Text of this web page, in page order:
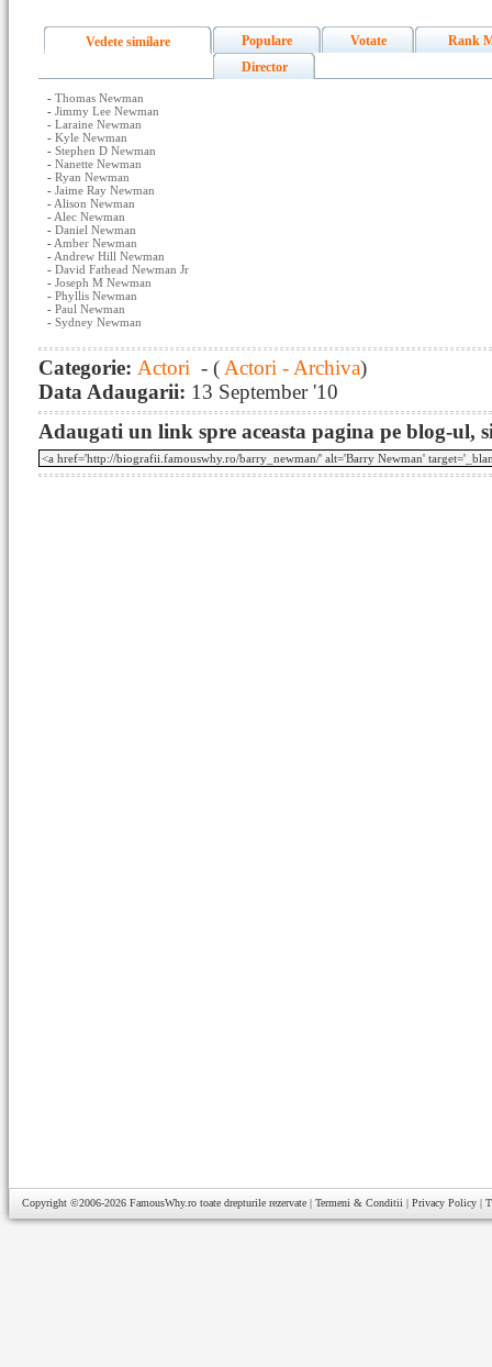
Vedete similare Populare Votate
Rank
Director
- Thomas Newman
- Jimmy Lee Newman
- Laraine Newman
- Kyle Newman
- Stephen D Newman
- Nanette Newman
- Ryan Newman
- Jaime Ray Newman
- Alison Newman
- Alec Newman
- Daniel Newman
- Amber Newman
- Andrew Hill Newman
- David Fathead Newman Jr
- Joseph M Newman
- Phyllis Newman
- Paul Newman
- Sydney Newman
Categorie: Actori - ( Actori - Archiva)
Data Adaugarii: 13 September '10
Adaugati un link spre aceasta pagina pe blog-ul,
Copyright ©2006-2026 FamousWhy.ro toate drepturile rezervate | Termeni & Conditii | Privacy Policy |